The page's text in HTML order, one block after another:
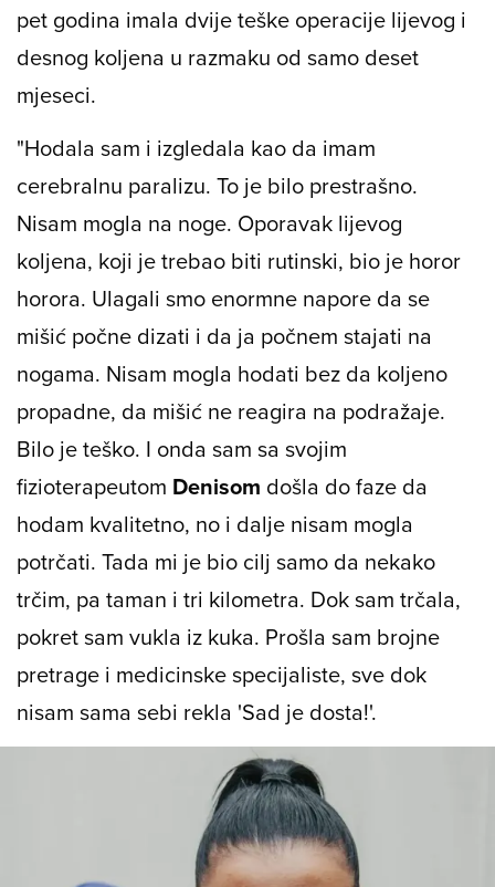
kao trenericu. Verenin životni moto je "Nikad ne
odustaj", a to joj je itekako pomoglo kad je prije
pet godina imala dvije teške operacije lijevog i
desnog koljena u razmaku od samo deset
mjeseci.
"Hodala sam i izgledala kao da imam
cerebralnu paralizu. To je bilo prestrašno.
Nisam mogla na noge. Oporavak lijevog
koljena, koji je trebao biti rutinski, bio je horor
horora. Ulagali smo enormne napore da se
mišić počne dizati i da ja počnem stajati na
nogama. Nisam mogla hodati bez da koljeno
propadne, da mišić ne reagira na podražaje.
Bilo je teško. I onda sam sa svojim
fizioterapeutomDenisomdošla do faze da
hodam kvalitetno, no i dalje nisam mogla
potrčati. Tada mi je bio cilj samo da nekako
trčim, pa taman i tri kilometra. Dok sam trčala,
pokret sam vukla iz kuka. Prošla sam brojne
pretrage i medicinske specijaliste, sve dok
nisam sama sebi rekla 'Sad je dosta!'.